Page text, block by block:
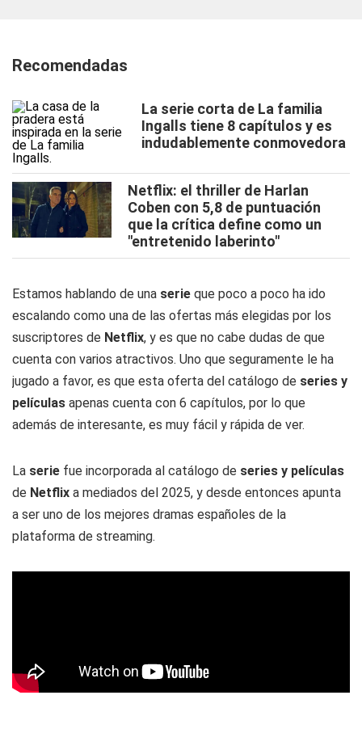
Recomendadas
La serie corta de La familia
Ingalls tiene 8 capítulos y es
indudablemente conmovedora
Netflix: el thriller de Harlan
Coben con 5,8 de puntuación
que la crítica define como un
"entretenido laberinto"
Estamos hablando de una serie que poco a poco ha ido
escalando como una de las ofertas más elegidas por los
suscriptores de Netflix, y es que no cabe dudas de que
cuenta con varios atractivos. Uno que seguramente le ha
jugado a favor, es que esta oferta del catálogo de series y
películas apenas cuenta con 6 capítulos, por lo que
además de interesante, es muy fácil y rápida de ver.
La serie fue incorporada al catálogo de series y películas
de Netflix a mediados del 2025, y desde entonces apunta
a ser uno de los mejores dramas españoles de la
plataforma de streaming.